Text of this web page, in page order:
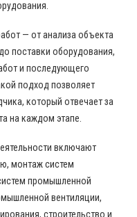
— от анализа объекта
поставки оборудования,
и последующего
подход позволяет
который отвечает за
на каждом этапе.
включают
монтаж систем
промышленной
вентиляции,
строительство и